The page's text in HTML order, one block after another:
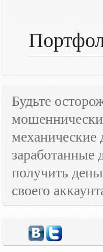
Будьте
механические
заработанные
получить
своего